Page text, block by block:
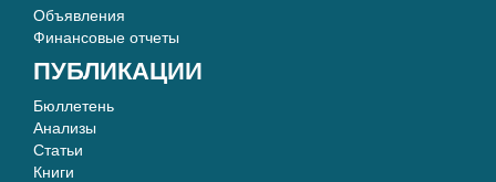
Объявления
Финансовые отчеты
ПУБЛИКАЦИИ
Бюллетень
Анализы
Статьи
Книги